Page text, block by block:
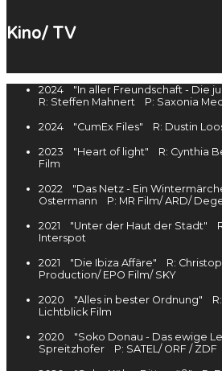
Kino/ TV
2024 "In aller Freundschaft - Die
R: Steffen Mahnert P: Saxonia
2024 "CumEx Files" R: Dustin
2023 "Heart of light" R: Cynthia
Film
2022 "Das Netz - Ein
Ostermann P: MR Film/ ARD/
2021 "Unter der Haut der Stadt"
Interspot
2021 "Die Ibiza Affäre" R:
Production/ EPO Film/ SKY
2020 "Alles in bester Ordnung"
Lichtblick Film
2020 "Soko Donau - Das ewige
Spreitzhofer P: SATEL/ ORF / ZDF